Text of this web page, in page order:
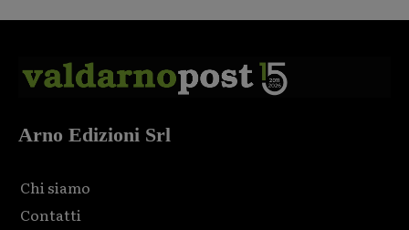
Arno Edizioni Srl
Chi siamo
Contatti